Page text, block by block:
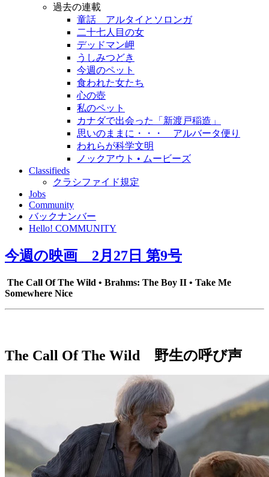
過去の連載
童話 アルタイとソロンガ
二十七人目の女
デッドマン岬
うしみつどき
今週のペット
食われた女たち
心の壺
私のペット
カナダで出会った「新渡戸稲造」
思いのままに・・・ アルバータ便り
われらが科学文明
ノックアウト • ムービーズ
Classifieds
クラシファイド規定
Jobs
Community
バックナンバー
Hello! COMMUNITY
今週の映画 2月27日 第9号
The Call Of The Wild • Brahms: The Boy II • Take Me
Somewhere Nice
The Call Of The Wild 野生の呼び声